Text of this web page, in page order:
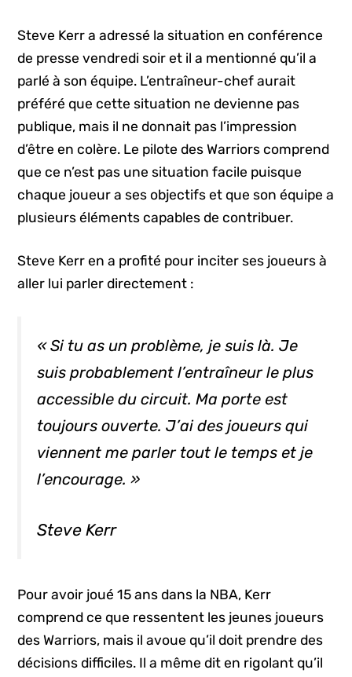
Steve Kerr a adressé la situation en conférence
de presse vendredi soir et il a mentionné qu’il a
parlé à son équipe. L’entraîneur-chef aurait
préféré que cette situation ne devienne pas
publique, mais il ne donnait pas l’impression
d’être en colère. Le pilote des Warriors comprend
que ce n’est pas une situation facile puisque
chaque joueur a ses objectifs et que son équipe a
plusieurs éléments capables de contribuer.
Steve Kerr en a profité pour inciter ses joueurs à
aller lui parler directement :
« Si tu as un problème, je suis là. Je
suis probablement l’entraîneur le plus
accessible du circuit. Ma porte est
toujours ouverte. J’ai des joueurs qui
viennent me parler tout le temps et je
l’encourage. »
Steve Kerr
Pour avoir joué 15 ans dans la NBA, Kerr
comprend ce que ressentent les jeunes joueurs
des Warriors, mais il avoue qu’il doit prendre des
décisions difficiles. Il a même dit en rigolant qu’il